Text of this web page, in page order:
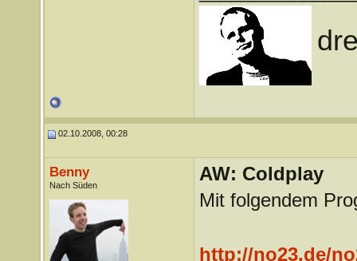
02.10.2008, 00:28
Benny
Nach Süden
AW: Coldplay
Mit folgendem
http://no23.de/